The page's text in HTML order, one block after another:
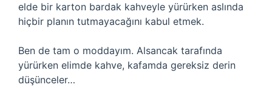
elde bir karton bardak kahveyle yürürken aslında
hiçbir planın tutmayacağını kabul etmek.
Ben de tam o moddayım. Alsancak tarafında
yürürken elimde kahve, kafamda gereksiz derin
düşünceler…